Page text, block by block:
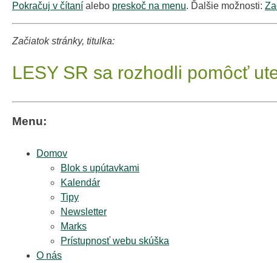
Pokračuj v čítaní alebo preskoč na menu. Ďalšie možnosti:
Začiatok stránky, titulka:
LESY SR sa rozhodli pomôcť
Menu:
Domov
Blok s upútavkami
Kalendár
Tipy
Newsletter
Marks
Prístupnosť webu skúška
O nás